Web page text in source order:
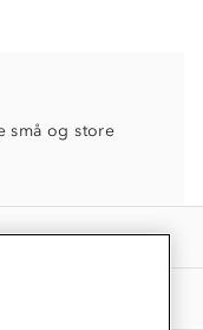
små og store